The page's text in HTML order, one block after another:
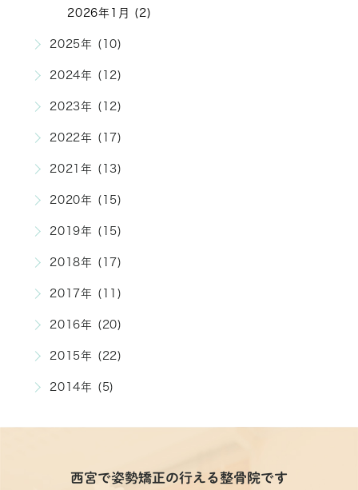
2026年1月 (2)
2025年 (10)
2024年 (12)
2023年 (12)
2022年 (17)
2021年 (13)
2020年 (15)
2019年 (15)
2018年 (17)
2017年 (11)
2016年 (20)
2015年 (22)
2014年 (5)
西宮で姿勢矯正の行える整骨院です